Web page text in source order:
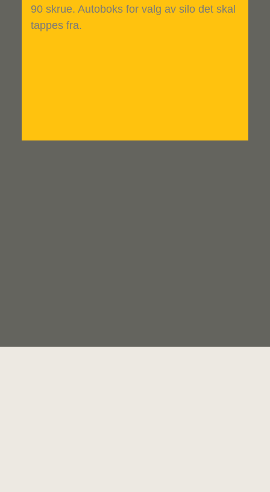
90 skrue. Autoboks for valg av silo det skal
tappes fra.